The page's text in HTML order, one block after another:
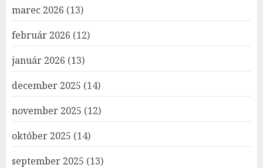
marec 2026 (13)
február 2026 (12)
január 2026 (13)
december 2025 (14)
november 2025 (12)
október 2025 (14)
september 2025 (13)